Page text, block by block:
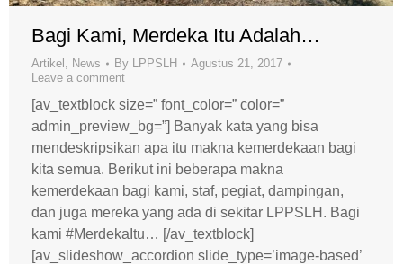
Bagi Kami, Merdeka Itu Adalah…
Artikel News By LPPSLH
Agustus 21, 2017
Leave a comment
[av_textblock size=” font_color=” color=”
admin_preview_bg=”] Banyak kata yang bisa
mendeskripsikan apa itu makna kemerdekaan bagi
kita semua. Berikut ini beberapa makna
kemerdekaan bagi kami, staf, pegiat, dampingan,
dan juga mereka yang ada di sekitar LPPSLH. Bagi
kami #MerdekaItu… [/av_textblock]
[av_slideshow_accordion slide_type=’image-based’